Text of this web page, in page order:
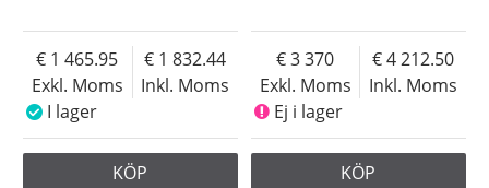
Exkl. Moms
1 465.95
Inkl. Moms
1 832.44
I lager
KÖP
Exkl. Moms
3 370
Inkl. Moms
4 212.50
Ej i lager
KÖP